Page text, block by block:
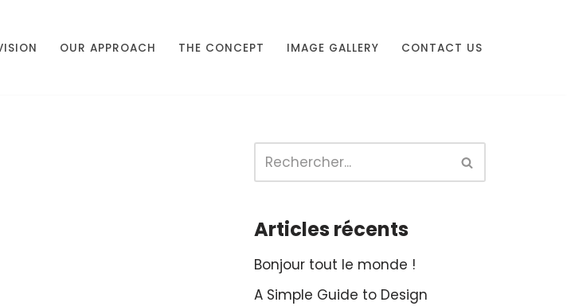
OUR APPROACH THE CONCEPT IMAGE GALLERY CONTACT US
Articles récents
Bonjour tout le monde !
A Simple Guide to Design